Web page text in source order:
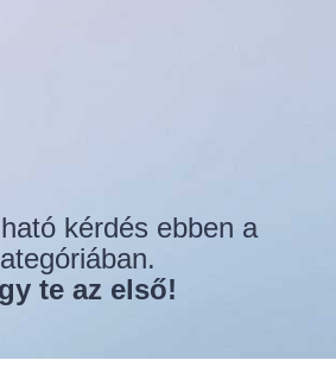
kérdés ebben a
te az első!